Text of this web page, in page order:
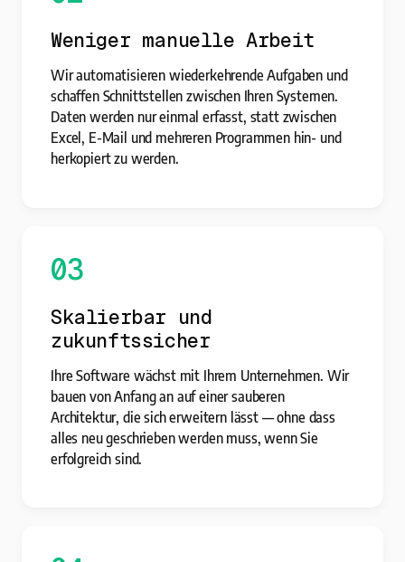
Weniger manuelle Arbeit
Wir automatisieren wiederkehrende Aufgaben und
schaffen Schnittstellen zwischen Ihren Systemen.
Daten werden nur einmal erfasst, statt zwischen
Excel, E-Mail und mehreren Programmen hin- und
herkopiert zu werden.
03
Skalierbar und
zukunftssicher
Ihre Software wächst mit Ihrem Unternehmen. Wir
bauen von Anfang an auf einer sauberen
Architektur, die sich erweitern lässt — ohne dass
alles neu geschrieben werden muss, wenn Sie
erfolgreich sind.